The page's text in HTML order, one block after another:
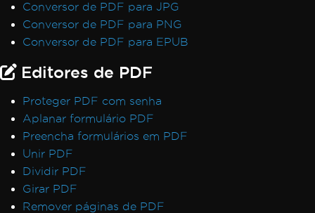
Conversor de PDF para JPG
Conversor de PDF para PNG
Conversor de PDF para EPUB
Editores de PDF
Proteger PDF com senha
Aplanar formulário PDF
Preencha formulários em PDF
Unir PDF
Dividir PDF
Girar PDF
Remover páginas de PDF